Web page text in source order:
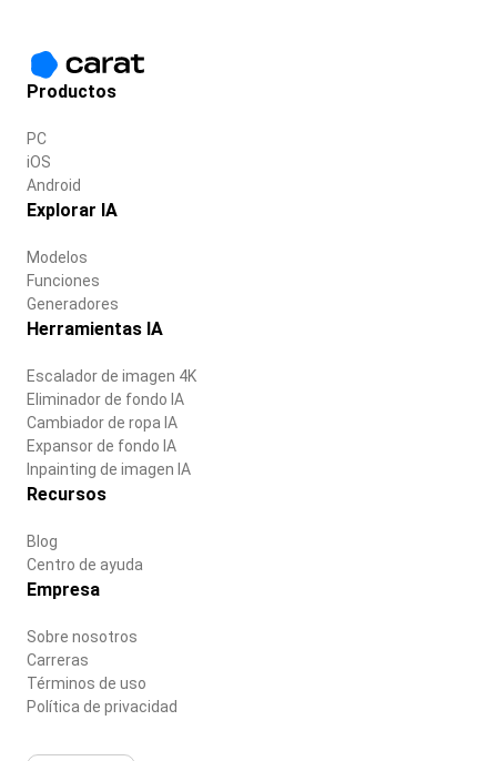
Productos
PC
iOS
Android
Explorar IA
Modelos
Funciones
Generadores
Herramientas IA
Escalador de imagen 4K
Eliminador de fondo IA
Cambiador de ropa IA
Expansor de fondo IA
Inpainting de imagen IA
Recursos
Blog
Centro de ayuda
Empresa
Sobre nosotros
Carreras
Términos de uso
Política de privacidad